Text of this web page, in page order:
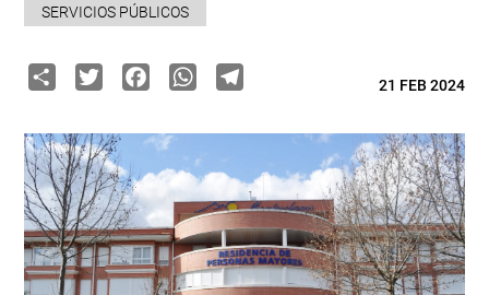
SERVICIOS PÚBLICOS
ShareTwitterFacebook
WhatsApp
Telegram21 FEB 2024